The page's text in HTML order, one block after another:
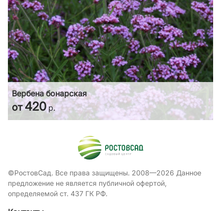
Вербена бонарская
от420 р.
©РостовСад. Все права защищены. 2008—2026 Данное
предложение не является публичной офертой,
определяемой ст. 437 ГК РФ.